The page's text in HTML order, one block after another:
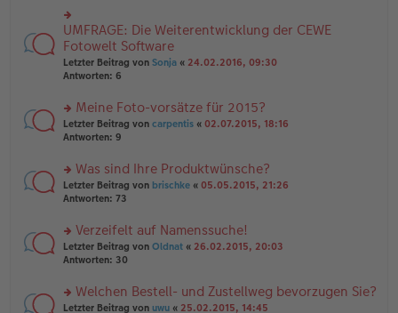
a
g
n
er
B
ei
tr
a
el
es
e
n
er
tr
a
g
rs
te
r
u
n
el
es
e
B
ei
tr
g
UMFRAGE: Die Weiterentwicklung der CEWE
Fotowelt Software
Letzter Beitrag von Sonja « 24.02.2016, 09:30
Antworten: 6
rs
te
n
g
el
e
n
er
tr
a
Meine Foto-vorsätze für 2015?
Letzter Beitrag von carpentis « 02.07.2015, 18:16
Antworten: 9
rs
te
n
g
el
e
n
Was sind Ihre Produktwünsche?
Letzter Beitrag von brischke « 05.05.2015, 21:26
Antworten: 73
rs
te
n
Verzeifelt auf Namenssuche!
Letzter Beitrag von Oldnat « 26.02.2015, 20:03
Antworten: 30
rs
Welchen Bestell- und Zustellweg bevorzugen Sie?
Letzter Beitrag von uwu « 25.02.2015, 14:45